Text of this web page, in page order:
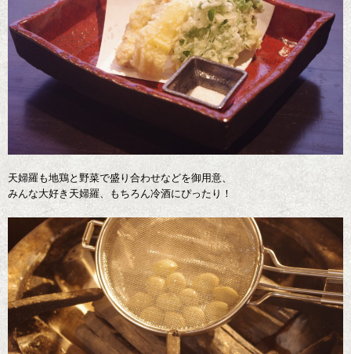
天婦羅も地鶏と野菜で盛り合わせなどを御用意、
みんな大好き天婦羅、もちろん冷酒にぴったり！